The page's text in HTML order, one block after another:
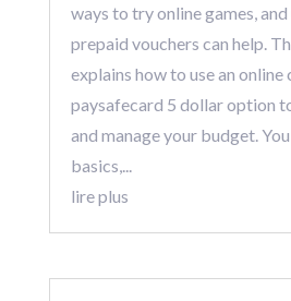
ways to try online games,
prepaid vouchers can help.
explains how to use an online
paysafecard 5 dollar option
and manage your budget.
basics,...
lire plus